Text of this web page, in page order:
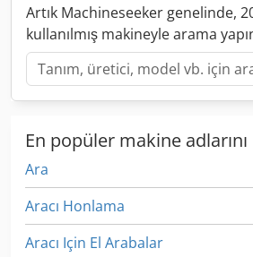
Artık Machineseeker genelinde,
kullanılmış makineyle arama
En popüler makine
Ara
Aracı Honlama
Aracı Için El Arabalar